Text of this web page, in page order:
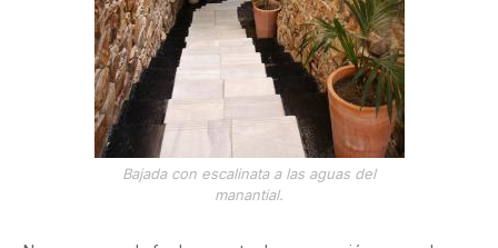
Bajada con escalinata a las aguas del
manantial.